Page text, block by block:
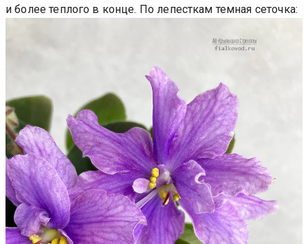
и более теплого в конце. По лепесткам темная сеточка: